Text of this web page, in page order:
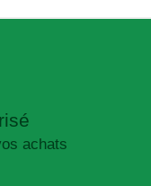
achats